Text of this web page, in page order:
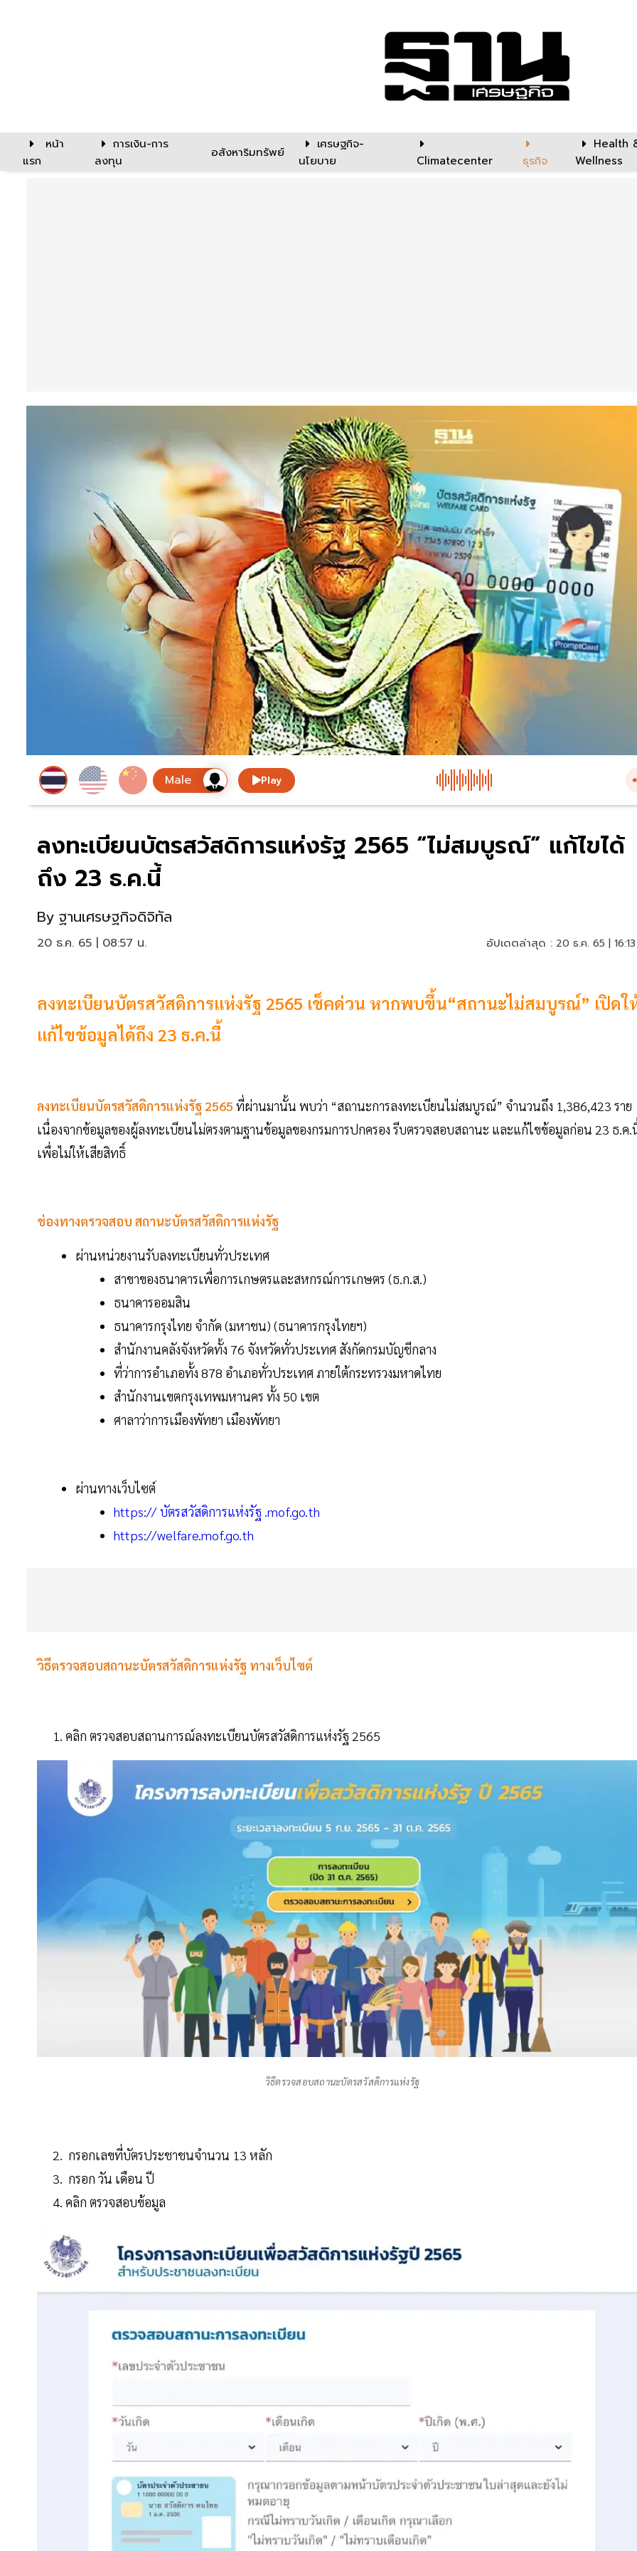
หน้า
แรก
การเงิน-การ
ลงทุน
อสังหาริมทรัพย์
เศรษฐกิจ-
นโยบาย
Climatecenter ธุรกิจ
Health
Wellness
Play
ลงทะเบียนบัตรสวัสดิการแห่งรัฐ 2565 “ไม่สมบูรณ์” แก้ไขได้
ถึง 23 ธ.ค.นี้
By ฐานเศรษฐกิจดิจิทัล
20 ธ.ค. 65 | 08:57 น. อัปเดตล่าสุด : 20 ธ.ค. 65 |
ลงทะเบียนบัตรสวัสดิการแห่งรัฐ 2565 เช็คด่วน หากพบขึ้น“สถานะไม่สมบูรณ์” เปิดใ
แก้ไขข้อมูลได้ถึง 23 ธ.ค.นี้
ลงทะเบียนบัตรสวัสดิการแห่งรัฐ 2565 ที่ผ่านมานั้น พบว่า “สถานะการลงทะเบียนไม่สมบูรณ์” จำนวนถึง 1,386,423 ราย
เนื่องจากข้อมูลของผู้ลงทะเบียนไม่ตรงตามฐานข้อมูลของกรมการปกครอง รีบตรวจสอบสถานะ และแก้ไขข้อมูลก่อน 23 ธ.ค.
เพื่อไม่ให้เสียสิทธิ์
ช่องทางตรวจสอบ สถานะบัตรสวัสดิการแห่งรัฐ
ผ่านหน่วยงานรับลงทะเบียนทั่วประเทศ
สาขาของธนาคารเพื่อการเกษตรและสหกรณ์การเกษตร (ธ.ก.ส.)
ธนาคารออมสิน
ธนาคารกรุงไทย จำกัด (มหาชน) (ธนาคารกรุงไทยฯ)
สำนักงานคลังจังหวัดทั้ง 76 จังหวัดทั่วประเทศ สังกัดกรมบัญชีกลาง
ที่ว่าการอำเภอทั้ง 878 อำเภอทั่วประเทศ ภายใต้กระทรวงมหาดไทย
สำนักงานเขตกรุงเทพมหานคร ทั้ง 50 เขต
ศาลาว่าการเมืองพัทยา เมืองพัทยา
ผ่านทางเว็บไซต์
https:// บัตรสวัสดิการแห่งรัฐ .mof.go.th
https://welfare.mof.go.th
วิธีตรวจสอบสถานะบัตรสวัสดิการแห่งรัฐ ทางเว็บไซต์
คลิก ตรวจสอบสถานการณ์ลงทะเบียนบัตรสวัสดิการแห่งรัฐ 2565
วิธีตรวจสอบสถานะบัตรสวัสดิการแห่งรัฐ
กรอกเลขที่บัตรประชาชนจำนวน 13 หลัก
กรอก วัน เดือน ปี
คลิก ตรวจสอบข้อมูล